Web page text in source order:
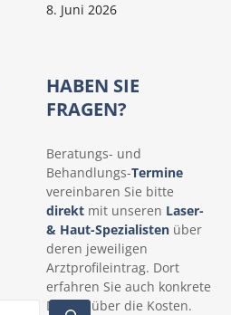
8. Juni 2026
HABEN SIE
FRAGEN?
Beratungs- und
Behandlungs-Termine
vereinbaren Sie bitte
direkt mit unseren Laser-
& Haut-Spezialisten über
deren jeweiligen
Arztprofileintrag. Dort
erfahren Sie auch konkrete
Details über die Kosten.